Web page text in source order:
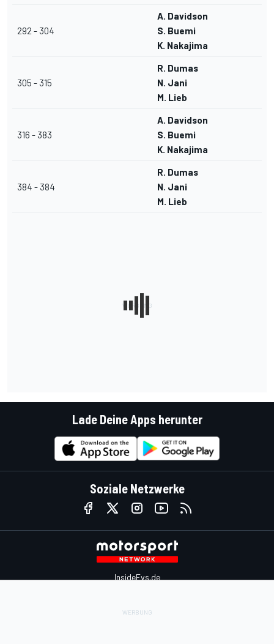
292 - 304
A. Davidson
S. Buemi
K. Nakajima
305 - 315
R. Dumas
N. Jani
M. Lieb
316 - 383
A. Davidson
S. Buemi
K. Nakajima
384 - 384
R. Dumas
N. Jani
M. Lieb
Lade Deine Apps herunter
Soziale Netzwerke
InsideEvs.de
Motorsportstats.com